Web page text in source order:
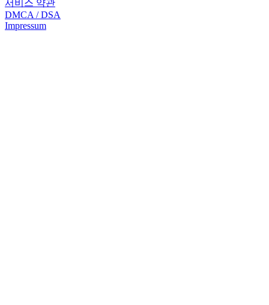
서비스 약관
DMCA / DSA
Impressum